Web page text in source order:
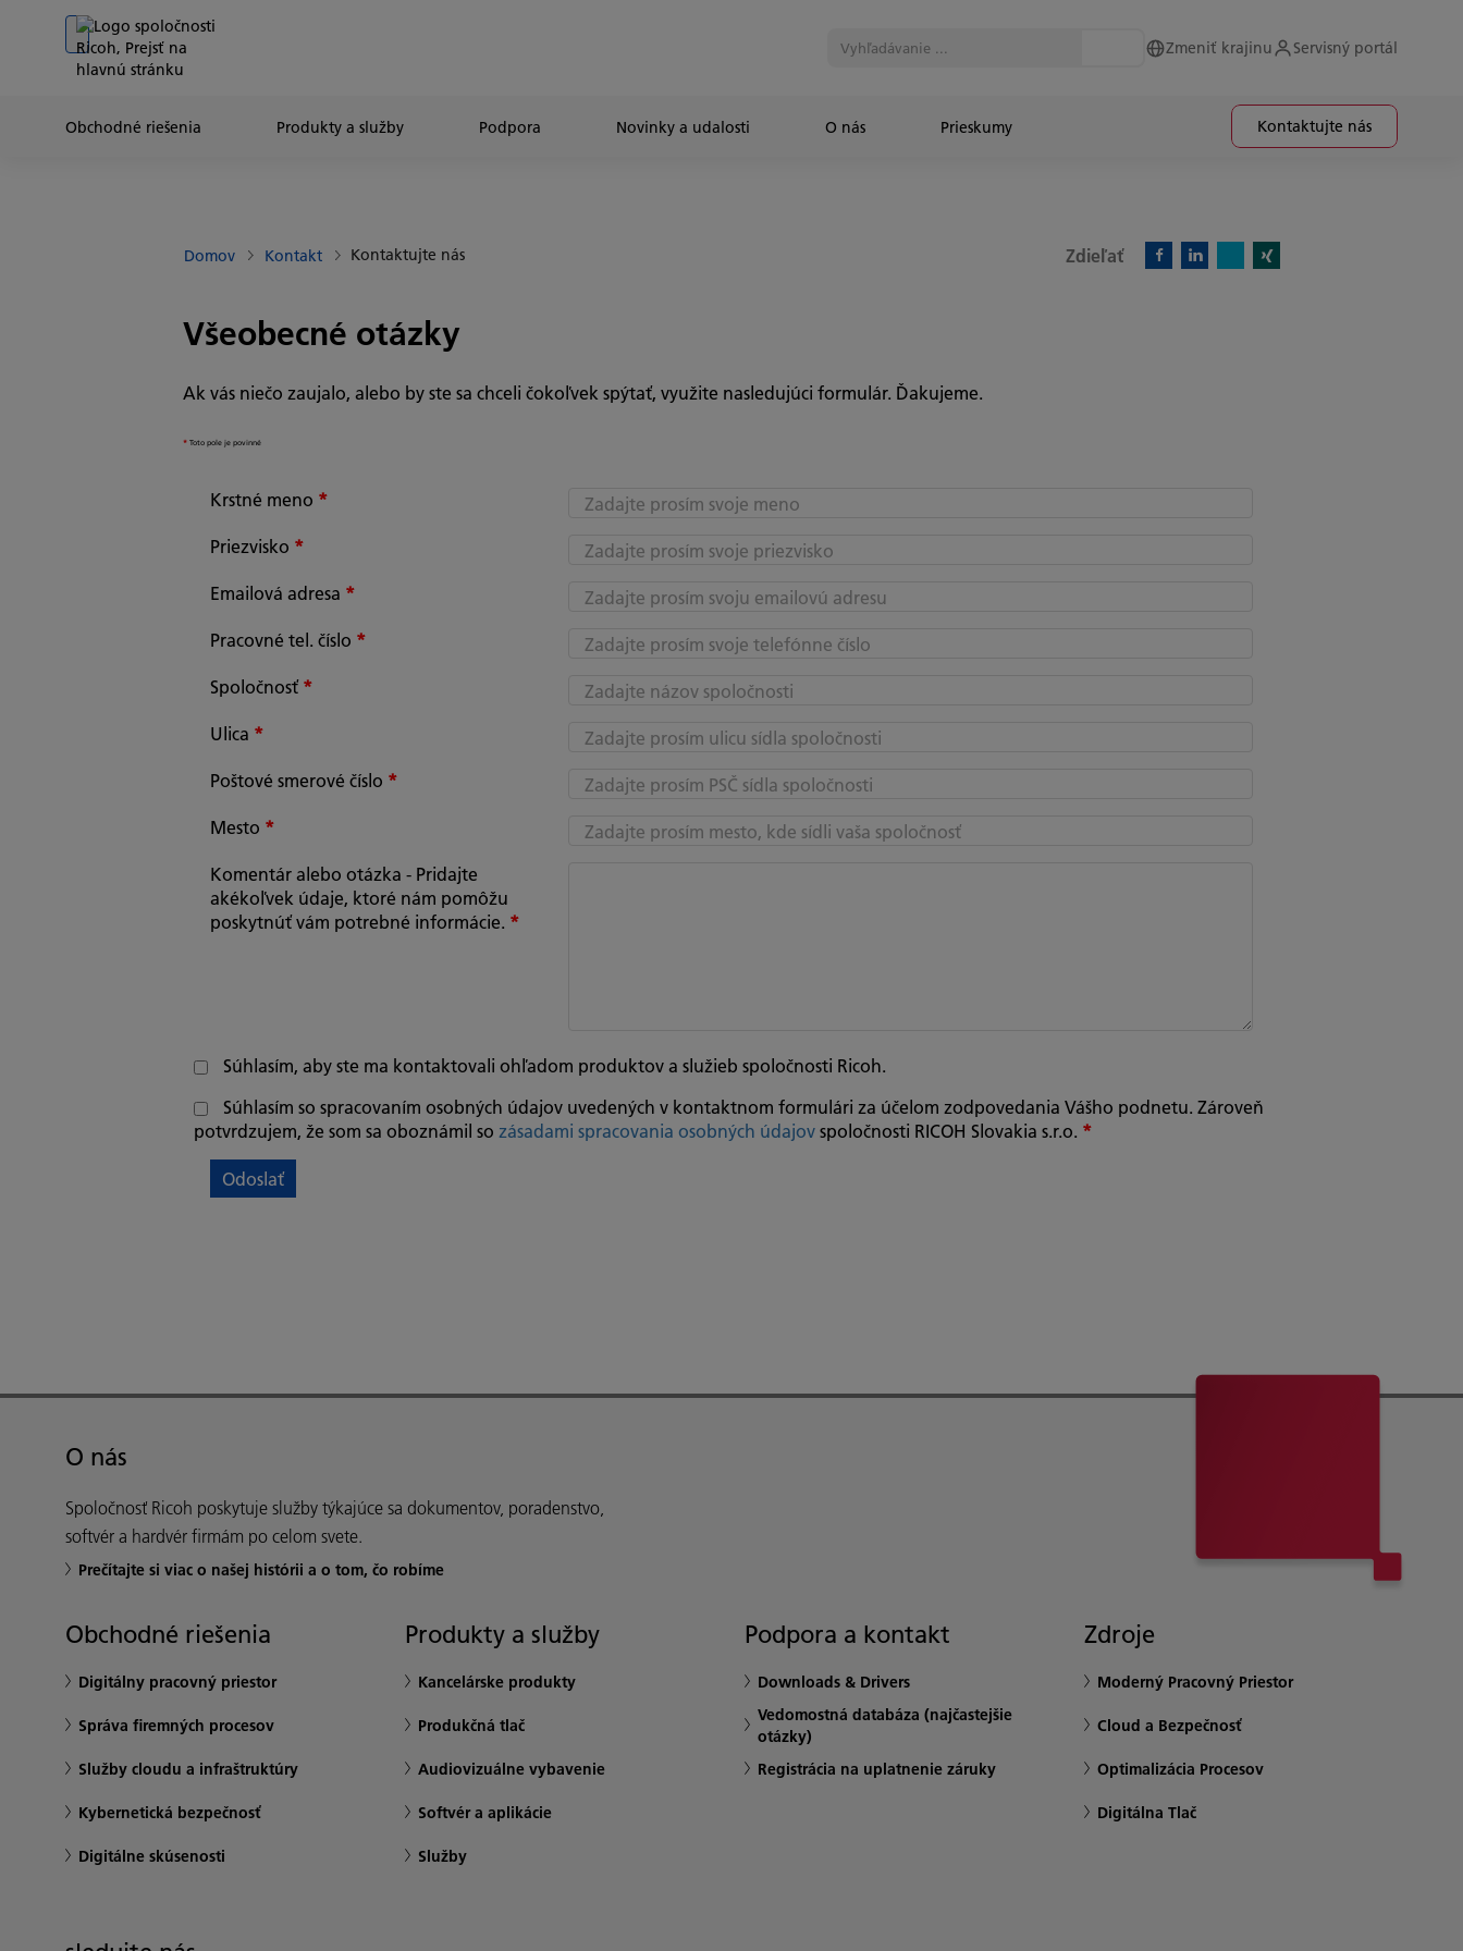
Go to banner
Go to content
Go to footer
Zmeniť krajinu Servisný portál
Obchodné riešenia Produkty a služby Podpora Novinky a udalosti O nás Prieskumy Kontaktujte nás
Domov Kontakt Kontaktujte nás Zdieľať
Všeobecné otázky
Ak vás niečo zaujalo, alebo by ste sa chceli čokoľvek spýtať, využite nasledujúci formulár. Ďakujeme.
* Toto pole je povinné
Krstné meno *
Priezvisko *
Emailová adresa *
Pracovné tel. číslo *
Spoločnosť*
Ulica *
Poštové smerové číslo *
Mesto *
Komentár alebo otázka - Pridajte
akékoľvek údaje, ktoré nám pomôžu
poskytnúť vám potrebné informácie. *
Súhlasím, aby ste ma kontaktovali ohľadom produktov a služieb spoločnosti Ricoh.
Súhlasím so spracovaním osobných údajov uvedených v kontaktnom formulári za účelom zodpovedania Vášho podnetu. Zároveň
potvrdzujem, že som sa oboznámil so zásadami spracovania osobných údajovspoločnosti RICOH Slovakia s.r.o. *
O nás
Spoločnosť Ricoh poskytuje služby týkajúce sa dokumentov, poradenstvo,
softvér a hardvér firmám po celom svete.
Prečítajte si viac o našej histórii a o tom, čo robíme
Obchodné riešenia
Digitálny pracovný priestor
Správa firemných procesov
Služby cloudu a infraštruktúry
Kybernetická bezpečnosť
Digitálne skúsenosti
Produkty a služby
Kancelárske produkty
Produkčná tlač
Audiovizuálne vybavenie
Softvér a aplikácie
Služby
Podpora a kontakt
Downloads & Drivers
Vedomostná databáza (najčastejšie
otázky)
Registrácia na uplatnenie záruky
Zdroje
Moderný Pracovný Priestor
Cloud a Bezpečnosť
Optimalizácia Procesov
Digitálna Tlač